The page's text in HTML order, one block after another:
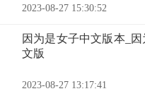
2023-08-27 15:30:52
因为是女子中文版本_因
文版
2023-08-27 13:17:41